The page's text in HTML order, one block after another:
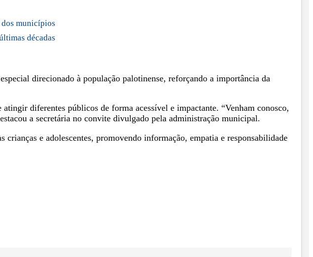
municípios
décadas
direcionado à população palotinense, reforçando a importância da
diferentes públicos de forma acessível e impactante. “Venham conosco,
a secretária no convite divulgado pela administração municipal.
e adolescentes, promovendo informação, empatia e responsabilidade